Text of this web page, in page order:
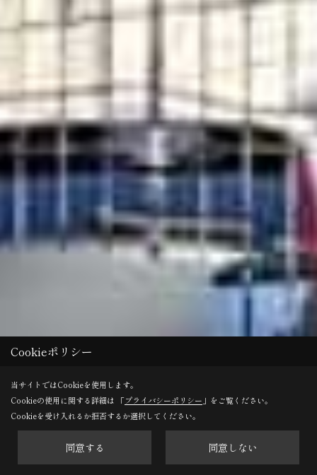
Cookieポリシー
当サイトではCookieを使用します。
Cookieの使用に関する詳細は 「プライバシーポリシー 」をご覧ください。
Cookieを受け入れるか拒否するか選択してください。
同意する 同意しない